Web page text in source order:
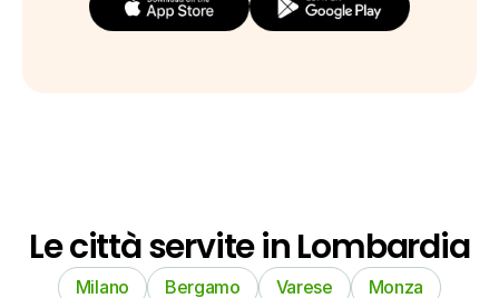
Le città servite in Lombardia
Milano Bergamo Varese
Monza